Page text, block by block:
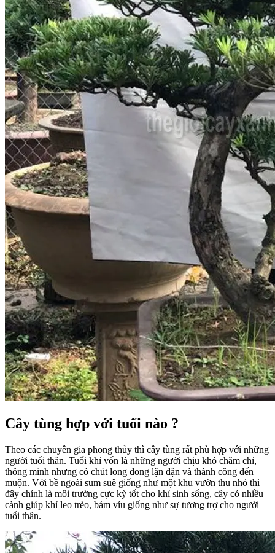
Cây tùng hợp với tuổi nào ?
Theo các chuyên gia phong thủy thì cây tùng rất phù hợp với những
người tuổi thân. Tuổi khỉ vốn là những người chịu khó chăm chỉ,
thông minh nhưng có chút long đong lận đận và thành công đến
muộn. Với bề ngoài sum suê giống như một khu vườn thu nhỏ thì
đây chính là môi trường cực kỳ tốt cho khỉ sinh sống, cây có nhiều
cành giúp khỉ leo trèo, bám víu giống như sự tương trợ cho người
tuổi thân.